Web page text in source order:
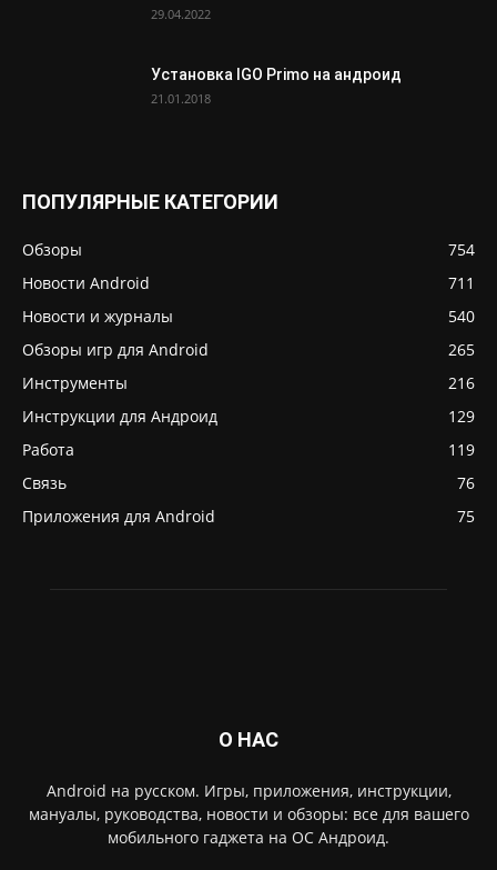
29.04.2022
Установка IGO Primo на андроид
21.01.2018
ПОПУЛЯРНЫЕ КАТЕГОРИИ
Обзоры
754
Новости Android
711
Новости и журналы
540
Обзоры игр для Android
265
Инструменты
216
Инструкции для Андроид
129
Работа
119
Связь
76
Приложения для Android
75
О НАС
Android на русском. Игры, приложения, инструкции,
мануалы, руководства, новости и обзоры: все для вашего
мобильного гаджета на ОС Андроид.